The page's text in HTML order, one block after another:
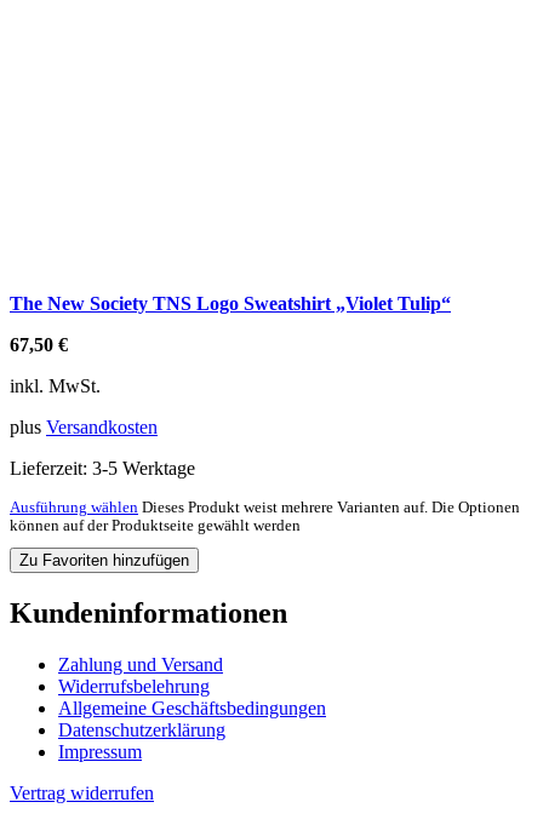
The New Society TNS Logo Sweatshirt „Violet Tulip“
67,50 €
inkl. MwSt.
plus Versandkosten
Lieferzeit: 3-5 Werktage
Ausführung wählen Dieses Produkt weist mehrere Varianten auf. Die Optionen
können auf der Produktseite gewählt werden
Zu Favoriten hinzufügen
Kundeninformationen
Zahlung und Versand
Widerrufsbelehrung
Allgemeine Geschäftsbedingungen
Datenschutzerklärung
Impressum
Vertrag widerrufen